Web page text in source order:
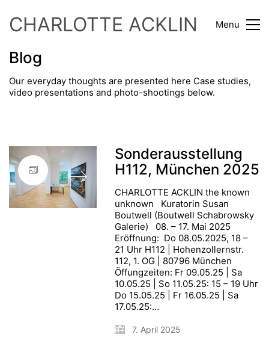
CHARLOTTE ACKLIN Menu
Blog
Our everyday thoughts are presented here Case studies,
video presentations and photo-shootings below.
Sonderausstellung
H112, München 2025
CHARLOTTE ACKLIN the known
unknown Kuratorin Susan
Boutwell (Boutwell Schabrowsky
Galerie) 08. – 17. Mai 2025
Eröffnung: Do 08.05.2025, 18 –
21 Uhr H112 | Hohenzollernstr.
112, 1. OG | 80796 München
Öffungzeiten: Fr 09.05.25 | Sa
10.05.25 | So 11.05.25: 15 – 19 Uhr
Do 15.05.25 | Fr 16.05.25 | Sa
17.05.25:…
7. April 2025